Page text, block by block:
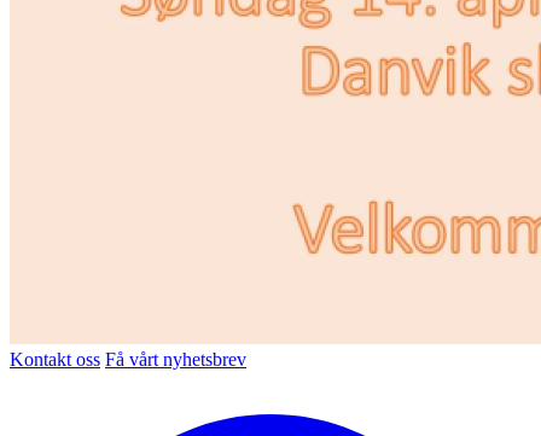
Kontakt oss Få vårt nyhetsbrev